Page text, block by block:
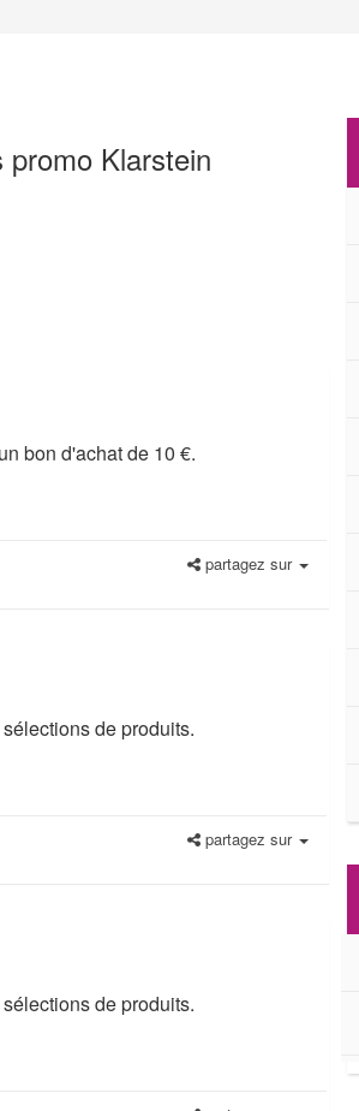
Klarstein
bon d'achat de 10 €.
partagez sur
de produits.
partagez sur
de produits.